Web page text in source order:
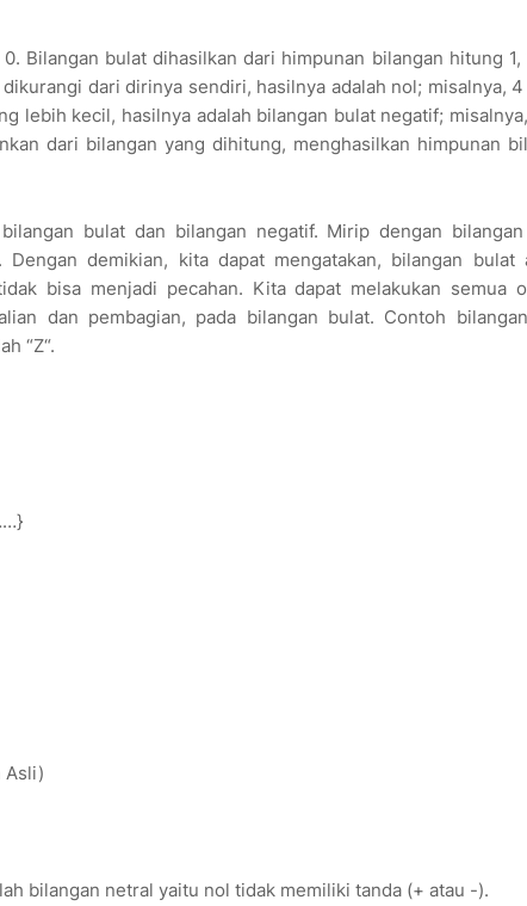
Bilangan bulat dihasilkan dari himpunan bilangan hitung
dari dirinya sendiri, hasilnya adalah nol; misalnya,
lebih kecil, hasilnya adalah bilangan bulat negatif;
dari bilangan yang dihitung, menghasilkan himpunan
bulat dan bilangan negatif. Mirip dengan
demikian, kita dapat mengatakan, bilangan bulat
bisa menjadi pecahan. Kita dapat melakukan semua
dan pembagian, pada bilangan bulat. Contoh
“Z“.
Asli)
bilangan netral yaitu nol tidak memiliki tanda (+ atau -).